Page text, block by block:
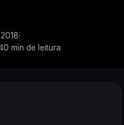
·
min de leitura